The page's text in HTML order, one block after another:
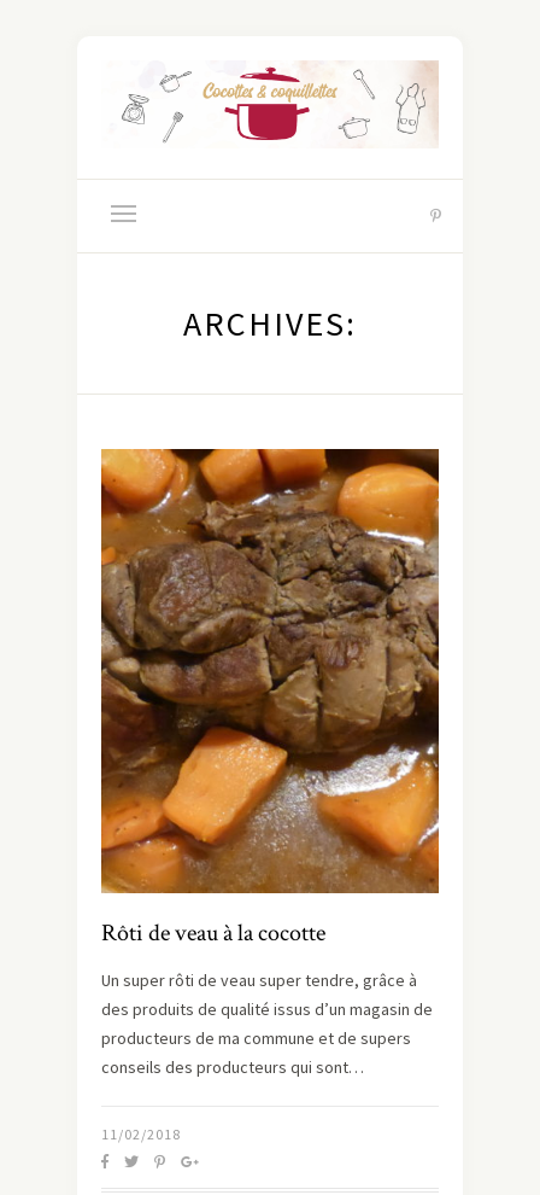
ARCHIVES:
Rôti de veau à la cocotte
Un super rôti de veau super tendre, grâce à
des produits de qualité issus d’un magasin de
producteurs de ma commune et de supers
conseils des producteurs qui sont…
11/02/2018